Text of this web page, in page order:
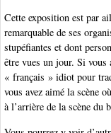
Cette exposition est par
remarquable de ses
stupéfiantes et dont
être vues un jour. Si
« français » idiot pour
vous avez aimé la scène
à l’arrière de la scène du